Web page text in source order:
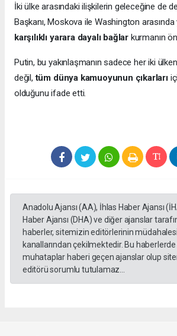
İki ülke arasındaki ilişkilerin geleceğine de
Başkanı, Moskova ile Washington arasında
karşılıklı yarara dayalı bağlar kurmanın
Putin, bu yakınlaşmanın sadece her iki
değil, tüm dünya kamuoyunun çıkarları
olduğunu ifade etti.
Anadolu Ajansı (AA), İhlas Haber Ajansı
Haber Ajansı (DHA) ve diğer ajanslar
haberler, sitemizin editörlerinin
kanallarından çekilmektedir. Bu
muhataplar haberi geçen ajanslar olup
editörü sorumlu tutulamaz...